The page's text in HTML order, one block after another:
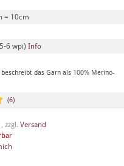
= 10cm
6 wpi) Info
das Garn als 100% Merino-
(6)
zzgl. Versand